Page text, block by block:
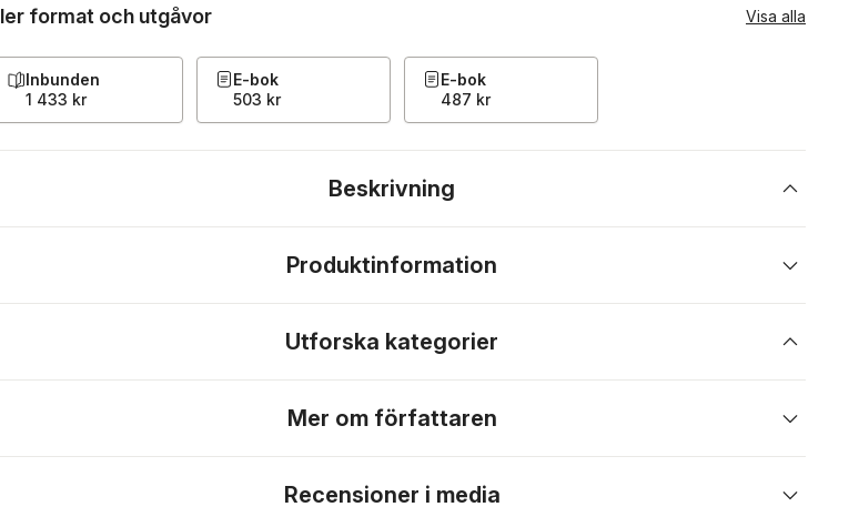
format och utgåvor Visa alla
Inbunden
1 433 kr
E-bok
503 kr
E-bok
487 kr
Beskrivning
Produktinformation
Utforska kategorier
Mer om författaren
Recensioner i media